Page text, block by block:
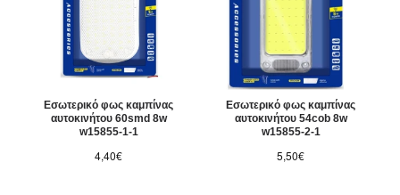
Εσωτερικό φως καμπίνας
αυτοκινήτου 60smd 8w
w15855-1-1
4,40€
Εσωτερικό φως καμπίνας
αυτοκινήτου 54cob 8w
w15855-2-1
5,50€